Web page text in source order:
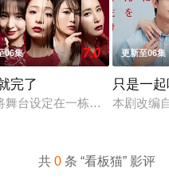
夏辉（深田龙生饰），在经
06集 7.0
完了
舞台设定在一栋新落成的豪华
更新至06集
只是一
本剧改编
共0 条 “看板猫” 影评